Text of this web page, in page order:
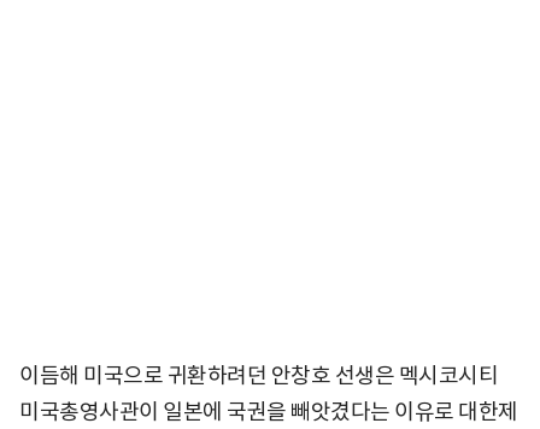
이듬해 미국으로 귀환하려던 안창호 선생은 멕시코시티
미국총영사관이 일본에 국권을 빼앗겼다는 이유로 대한제